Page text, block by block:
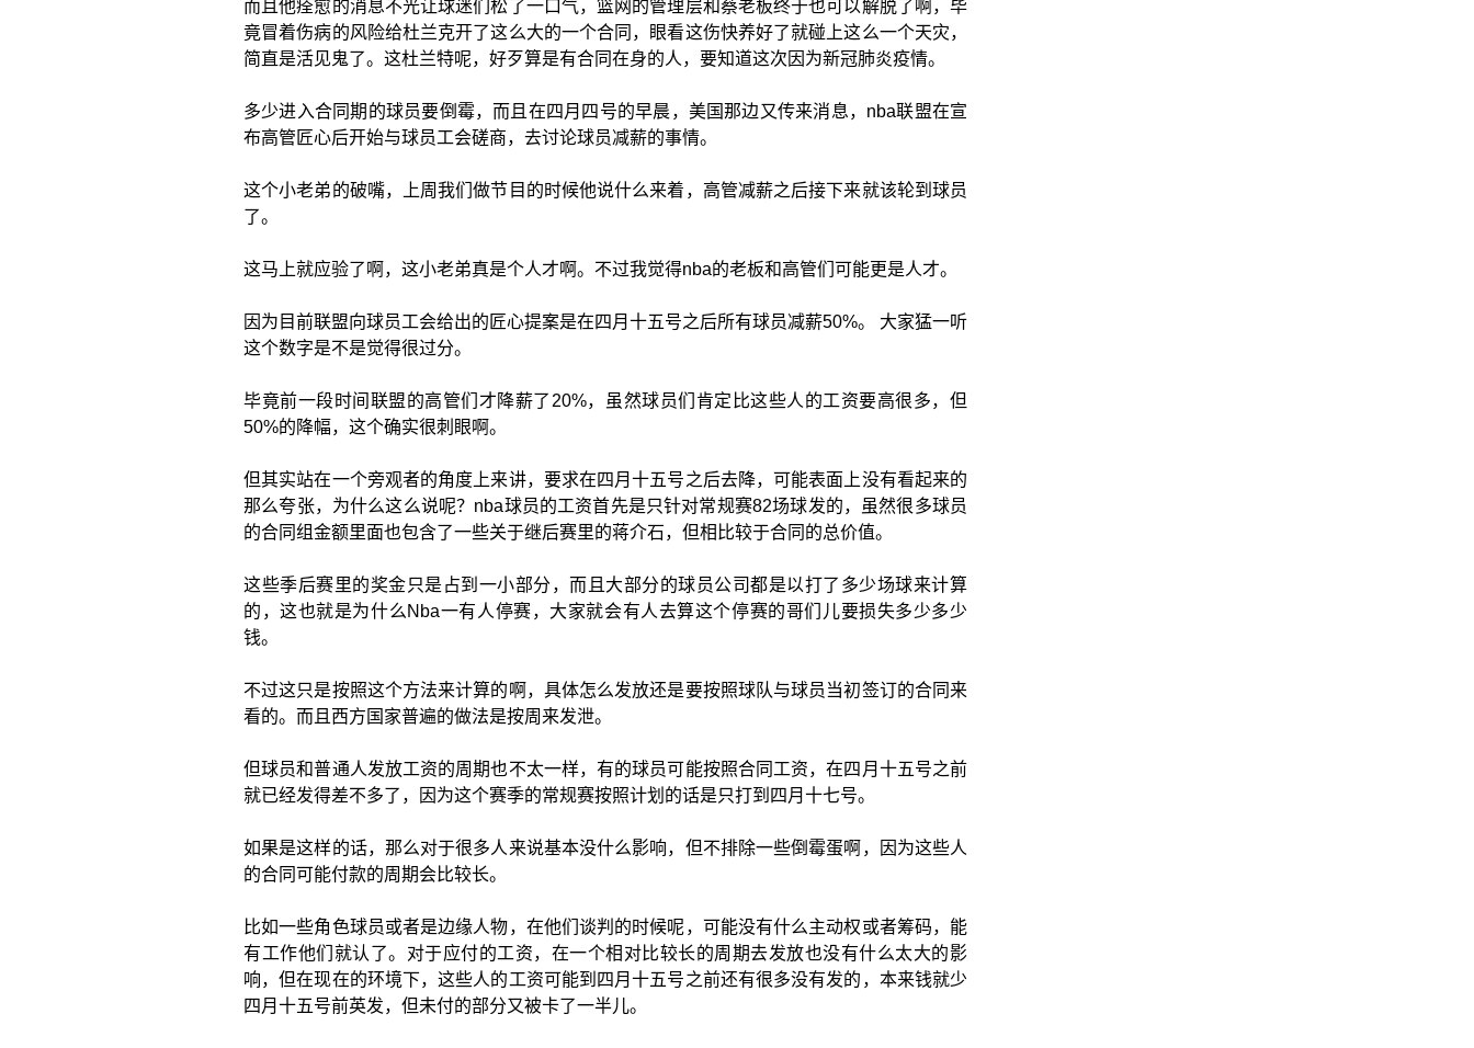
而且他痊愈的消息不光让球迷们松了一口气，篮网的管理层和蔡老板终于也可以解脱了啊，毕
竟冒着伤病的风险给杜兰克开了这么大的一个合同，眼看这伤快养好了就碰上这么一个天灾，
简直是活见鬼了。这杜兰特呢，好歹算是有合同在身的人，要知道这次因为新冠肺炎疫情。
多少进入合同期的球员要倒霉，而且在四月四号的早晨，美国那边又传来消息，nba联盟在宣
布高管匠心后开始与球员工会磋商，去讨论球员减薪的事情。
这个小老弟的破嘴，上周我们做节目的时候他说什么来着，高管减薪之后接下来就该轮到球员
了。
这马上就应验了啊，这小老弟真是个人才啊。不过我觉得nba的老板和高管们可能更是人才。
因为目前联盟向球员工会给出的匠心提案是在四月十五号之后所有球员减薪50%。 大家猛一听
这个数字是不是觉得很过分。
毕竟前一段时间联盟的高管们才降薪了20%，虽然球员们肯定比这些人的工资要高很多，但
50%的降幅，这个确实很刺眼啊。
但其实站在一个旁观者的角度上来讲，要求在四月十五号之后去降，可能表面上没有看起来的
那么夸张，为什么这么说呢？nba球员的工资首先是只针对常规赛82场球发的，虽然很多球员
的合同组金额里面也包含了一些关于继后赛里的蒋介石，但相比较于合同的总价值。
这些季后赛里的奖金只是占到一小部分，而且大部分的球员公司都是以打了多少场球来计算
的，这也就是为什么Nba一有人停赛，大家就会有人去算这个停赛的哥们儿要损失多少多少
钱。
不过这只是按照这个方法来计算的啊，具体怎么发放还是要按照球队与球员当初签订的合同来
看的。而且西方国家普遍的做法是按周来发泄。
但球员和普通人发放工资的周期也不太一样，有的球员可能按照合同工资，在四月十五号之前
就已经发得差不多了，因为这个赛季的常规赛按照计划的话是只打到四月十七号。
如果是这样的话，那么对于很多人来说基本没什么影响，但不排除一些倒霉蛋啊，因为这些人
的合同可能付款的周期会比较长。
比如一些角色球员或者是边缘人物，在他们谈判的时候呢，可能没有什么主动权或者筹码，能
有工作他们就认了。对于应付的工资，在一个相对比较长的周期去发放也没有什么太大的影
响，但在现在的环境下，这些人的工资可能到四月十五号之前还有很多没有发的，本来钱就少
四月十五号前英发，但未付的部分又被卡了一半儿。